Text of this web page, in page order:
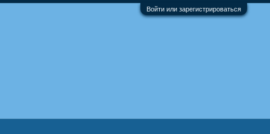
Войти или зарегистрироваться